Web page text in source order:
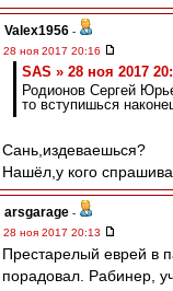
Valex1956 -
28 ноя 2017 20:16
SAS » 28 ноя 2017
Родионов Сергей
то вступишься
Сань,издеваешься?
Нашёл,у кого
arsgarage -
28 ноя 2017 20:13
Престарелый еврей в
порадовал. Рабинер,